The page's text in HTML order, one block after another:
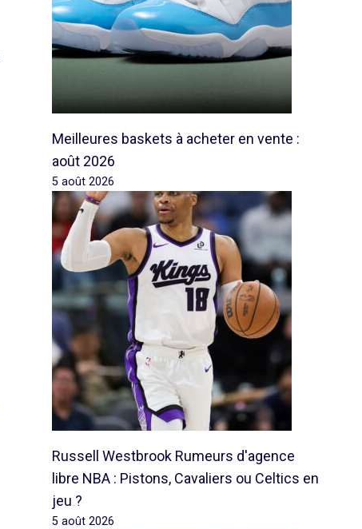
Meilleures baskets à acheter en vente :
août 2026
5 août 2026
Russell Westbrook Rumeurs d'agence
libre NBA : Pistons, Cavaliers ou Celtics en
jeu ?
5 août 2026